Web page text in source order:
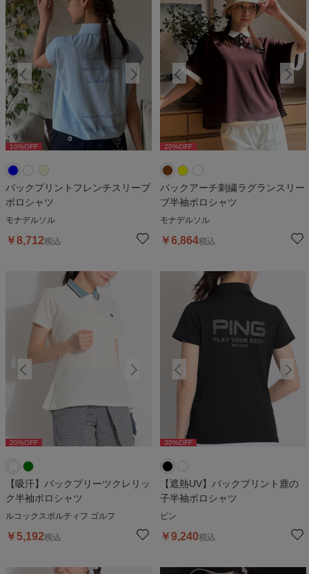
10%OFF %OFF
バックプリントフレンチスリーブ
ポロシャツ
モナデルソル
￥8,712税込
20%OFF 20%OFF
バックアーチ刺繍ラグランスリー
ブ半袖ポロシャツ
モナデルソル
￥6,864税込
20%OFF %OFF
【吸汗】バックプリーツクレリッ
ク半袖ポロシャツ
ルコックスポルティフ ゴルフ
￥5,192税込
30%OFF 30%OFF
【遮熱UV】バックプリント鹿の
子半袖ポロシャツ
ピン
￥9,240税込